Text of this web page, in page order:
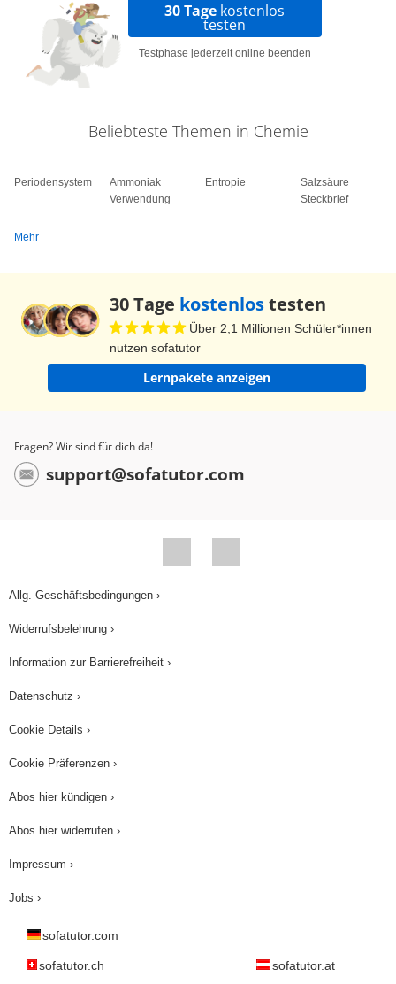
30 Tage kostenlos
testen
Testphase jederzeit online beenden
Beliebteste Themen in Chemie
Periodensystem
Ammoniak
Verwendung
Entropie
Salzsäure
Steckbrief
Mehr
30 Tage kostenlostesten
Über 2,1 Millionen Schüler*innen
nutzen sofatutor
Lernpakete anzeigen
Fragen? Wir sind für dich da!
support@sofatutor.com
Allg. Geschäftsbedingungen ›
Widerrufsbelehrung ›
Information zur Barrierefreiheit ›
Datenschutz ›
Cookie Details ›
Cookie Präferenzen ›
Abos hier kündigen ›
Abos hier widerrufen ›
Impressum ›
Jobs ›
sofatutor.com
sofatutor.ch sofatutor.at